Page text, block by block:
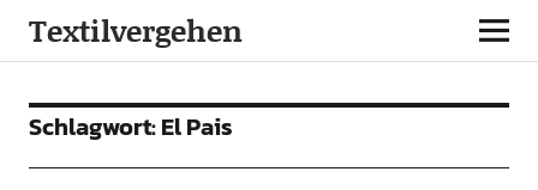
Textilvergehen
Schlagwort:El Pais